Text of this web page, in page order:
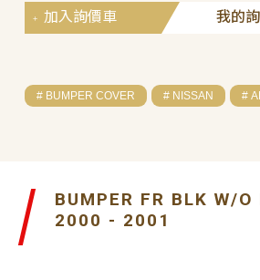
我的
加入詢價車
# BUMPER COVER # NISSAN #
BUMPER FR BLK W/O
2000 - 2001